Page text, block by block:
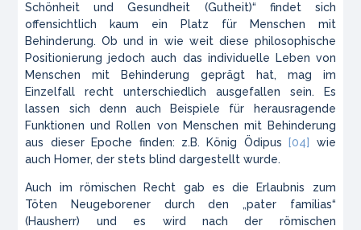
Schönheit und Gesundheit (Gutheit)“ findet sich
offensichtlich kaum ein Platz für Menschen mit
Behinderung. Ob und in wie weit diese philosophische
Positionierung jedoch auch das individuelle Leben von
Menschen mit Behinderung geprägt hat, mag im
Einzelfall recht unterschiedlich ausgefallen sein. Es
lassen sich denn auch Beispiele für herausragende
Funktionen und Rollen von Menschen mit Behinderung
aus dieser Epoche finden: z.B. König Ödipus
[04]
wie
auch Homer, der stets blind dargestellt wurde.
Auch im römischen Recht gab es die Erlaubnis zum
Töten Neugeborener durch den „pater familias“
(Hausherr) und es wird nach der römischen